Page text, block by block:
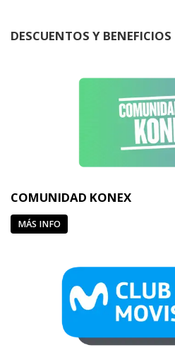
DESCUENTOS Y BENEFICIOS
COMUNIDAD KONEX
MÁS INFO